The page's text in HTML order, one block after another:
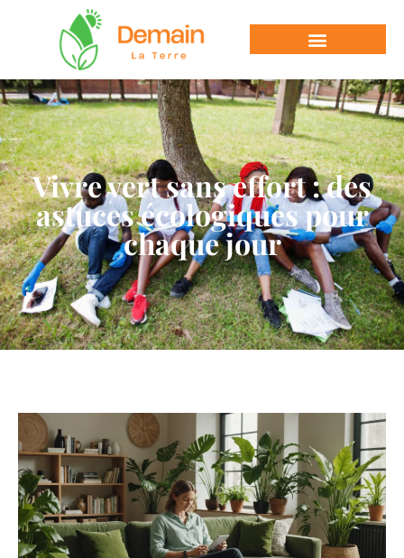
Vivre vert sans effort : des
astuces écologiques pour
chaque jour